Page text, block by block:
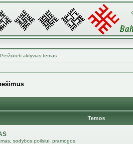
Peržiūrėti aktyvias temas
Temos
sodybos poilsiui, pramogos.